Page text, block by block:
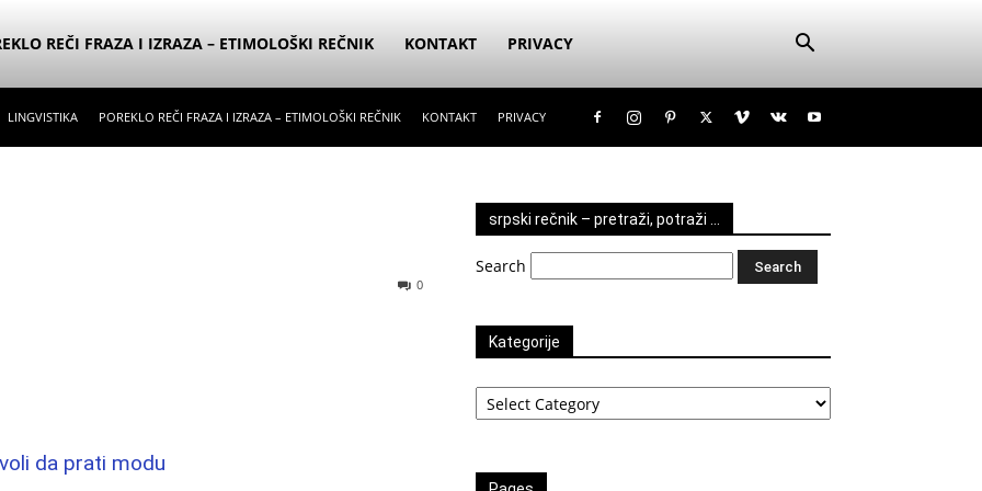
REČI FRAZA I IZRAZA – ETIMOLOŠKI REČNIK KONTAKT PRIVACY
LINGVISTIKA POREKLO REČI FRAZA I IZRAZA – ETIMOLOŠKI REČNIK KONTAKT PRIVACY
0
da prati modu
srpski rečnik – pretraži, potraži …
Search
Kategorije
Kategorije